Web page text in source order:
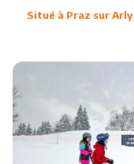
Situé à Praz sur Arly